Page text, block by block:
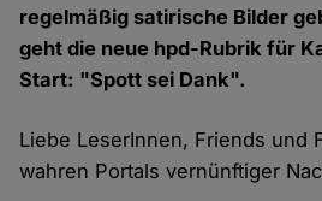
regelmäßig satirische Bilder
geht die neue hpd-Rubrik für
Start: "Spott sei Dank".
Liebe LeserInnen, Friends und
wahren Portals vernünftiger